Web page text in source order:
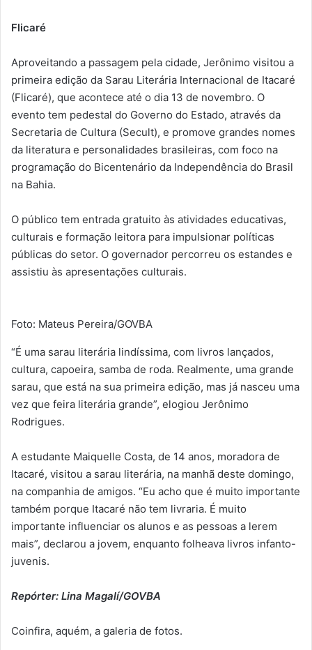
Flicaré
Aproveitando a passagem pela cidade, Jerônimo visitou a
primeira edição da Sarau Literária Internacional de Itacaré
(Flicaré), que acontece até o dia 13 de novembro. O
evento tem pedestal do Governo do Estado, através da
Secretaria de Cultura (Secult), e promove grandes nomes
da literatura e personalidades brasileiras, com foco na
programação do Bicentenário da Independência do Brasil
na Bahia.
O público tem entrada gratuito às atividades educativas,
culturais e formação leitora para impulsionar políticas
públicas do setor. O governador percorreu os estandes e
assistiu às apresentações culturais.
Foto: Mateus Pereira/GOVBA
“É uma sarau literária lindíssima, com livros lançados,
cultura, capoeira, samba de roda. Realmente, uma grande
sarau, que está na sua primeira edição, mas já nasceu uma
vez que feira literária grande”, elogiou Jerônimo
Rodrigues.
A estudante Maiquelle Costa, de 14 anos, moradora de
Itacaré, visitou a sarau literária, na manhã deste domingo,
na companhia de amigos. “Eu acho que é muito importante
também porque Itacaré não tem livraria. É muito
importante influenciar os alunos e as pessoas a lerem
mais”, declarou a jovem, enquanto folheava livros infanto-
juvenis.
Repórter: Lina Magalí/GOVBA
Coinfira, aquém, a galeria de fotos.